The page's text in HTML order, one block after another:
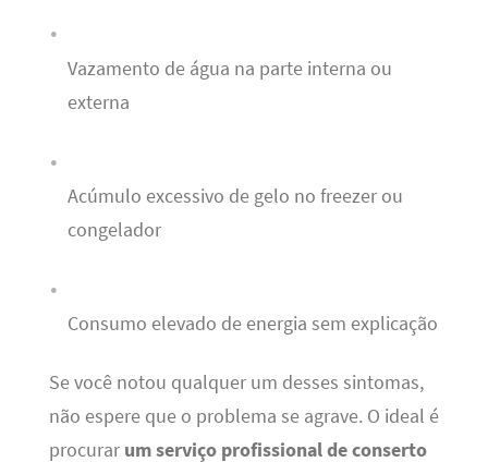
Vazamento de água na parte interna ou
externa
Acúmulo excessivo de gelo no freezer ou
congelador
Consumo elevado de energia sem explicação
Se você notou qualquer um desses sintomas,
não espere que o problema se agrave. O ideal é
procurar um serviço profissional de conserto